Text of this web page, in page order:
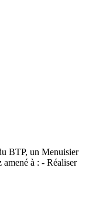
BTP, un Menuisier
amené à : - Réaliser